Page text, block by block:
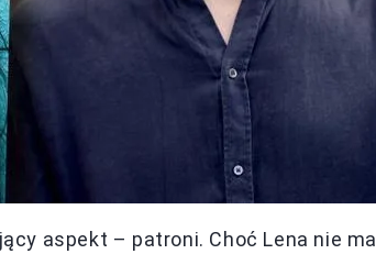
aspekt – patroni. Choć Lena nie ma